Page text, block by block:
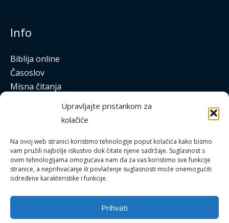
Upravljajte pristankom za
kolačiće
Na ovoj web stranici koristimo tehnologije poput kolačića kako bismo
vam pružili najbolje iskustvo dok čitate njene sadržaje. Suglasnost s
ovim tehnologijama omogućava nam da za vas koristimo sve funkcije
stranice, a neprihvaćanje ili povlačenje suglasnosti može onemogućiti
određene karakteristike i funkcije.
Prihvati
Info
Biblija online
Časoslov
Misna čitanja
Apostolat molitve
Laudato
Studentski katolički centar
Uvjeti korištenja